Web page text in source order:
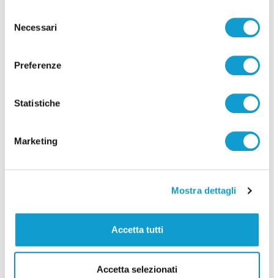
delNecessari
Preferenze
Statistiche
Marketing
Mostra dettagli
Accetta tutti
Accetta selezionati